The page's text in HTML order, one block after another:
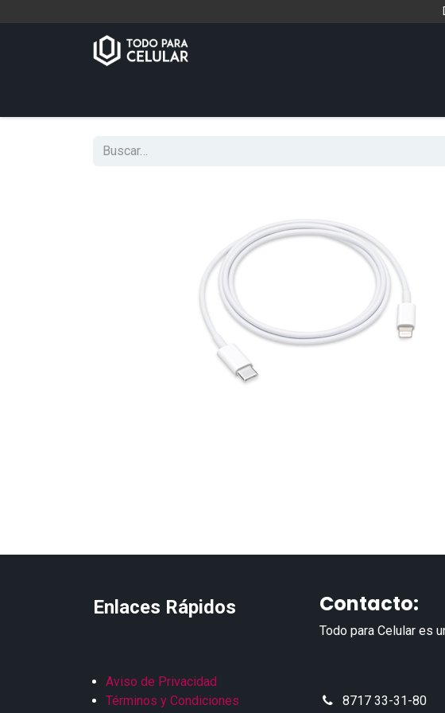
Enlaces Rápidos Contacto:
Todo para Celular es
Aviso de Privacidad
Términos y Condiciones
8717 33-31-80